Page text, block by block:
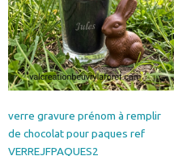
être
choisies
sur
la
page
du
produit
verre gravure prénom à remplir
de chocolat pour paques ref
VERREJFPAQUES2